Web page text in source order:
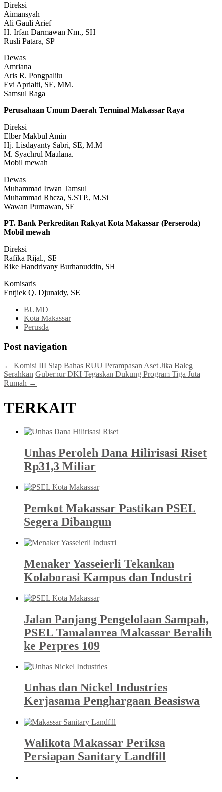
Direksi
Aimansyah
Ali Gauli Arief
H. Irfan Darmawan Nm., SH
Rusli Patara, SP
Dewas
Amriana
Aris R. Pongpalilu
Evi Aprialti, SE, MM.
Samsul Raga
Perusahaan Umum Daerah Terminal Makassar Raya
Direksi
Elber Makbul Amin
Hj. Lisdayanty Sabri, SE, M.M
M. Syachrul Maulana.
Mobil mewah
Dewas
Muhammad Irwan Tamsul
Muhammad Rheza, S.STP., M.Si
Wawan Purnawan, SE
PT. Bank Perkreditan Rakyat Kota Makassar (Perseroda)
Mobil mewah
Direksi
Rafika Rijal., SE
Rike Handrivany Burhanuddin, SH
Komisaris
Entjiek Q. Djunaidy, SE
BUMD
Kota Makassar
Perusda
Post navigation
← Komisi III Siap Bahas RUU Perampasan Aset Jika Baleg
Serahkan Gubernur DKI Tegaskan Dukung Program Tiga Juta
Rumah →
TERKAIT
Unhas Peroleh Dana Hilirisasi Riset
Rp31,3 Miliar
Pemkot Makassar Pastikan PSEL
Segera Dibangun
Menaker Yasseierli Tekankan
Kolaborasi Kampus dan Industri
Jalan Panjang Pengelolaan Sampah,
PSEL Tamalanrea Makassar Beralih
ke Perpres 109
Unhas dan Nickel Industries
Kerjasama Penghargaan Beasiswa
Walikota Makassar Periksa
Persiapan Sanitary Landfill